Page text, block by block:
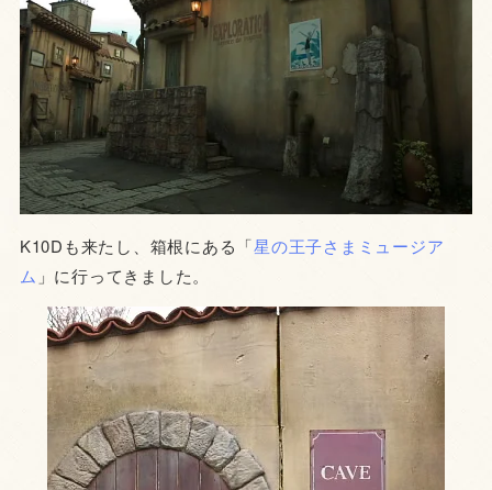
K10Dも来たし、箱根にある「星の王子さまミュージア
ム 」に行ってきました。